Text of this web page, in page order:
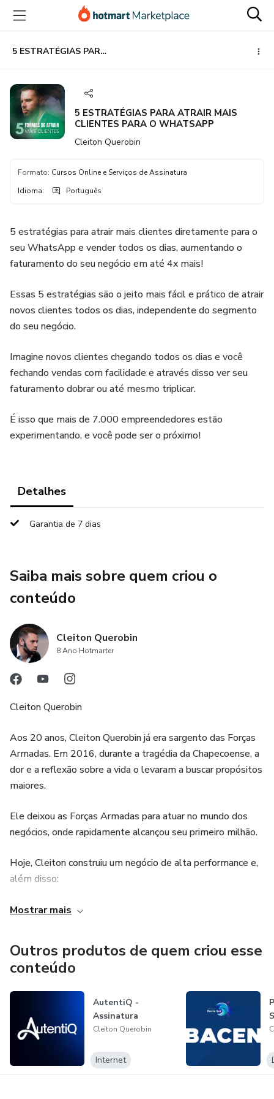
para
conteúdo
principal
para
pagamento
para
rodapé
5 ESTRATÉGIAS PARA ATRAIR MAIS CLIENTES PARA O WHATSAPP
5 ESTRATÉGIAS PARA ATRAIR MAIS
CLIENTES PARA O WHATSAPP
Cleiton Querobin
Formato: Cursos Online e Serviços de Assinatura
Idioma: Português
5 estratégias para atrair mais clientes diretamente para o
seu WhatsApp e vender todos os dias, aumentando o
faturamento do seu negócio em até 4x mais!
Essas 5 estratégias são o jeito mais fácil e prático de atrair
novos clientes todos os dias, independente do segmento
do seu negócio.
Imagine novos clientes chegando todos os dias e você
fechando vendas com facilidade e através disso ver seu
faturamento dobrar ou até mesmo triplicar.
É isso que mais de 7.000 empreendedores estão
experimentando, e você pode ser o próximo!
Detalhes
Garantia de 7 dias
Saiba mais sobre quem criou o
conteúdo
Cleiton Querobin
8 Ano Hotmarter
Cleiton Querobin
Aos 20 anos, Cleiton Querobin já era sargento das Forças
Armadas. Em 2016, durante a tragédia da Chapecoense, a
dor e a reflexão sobre a vida o levaram a buscar propósitos
maiores.
Ele deixou as Forças Armadas para atuar no mundo dos
negócios, onde rapidamente alcançou seu primeiro milhão.
Hoje, Cleiton construiu um negócio de alta performance e,
além disso:
➤ Foi sócio de mais de 11 empresas e franquias
➤ Lidera um grupo de empreendedores que fatura mais de
➤ Gerencia mais de 35 colaboradores em suas empresas
o Brasil, atingindo mais de 1 milhão de empreendedores
Mostrar mais
Outros produtos de quem criou esse
conteúdo
AutentiQ -
Assinatura
Cleiton Querobin
Internet